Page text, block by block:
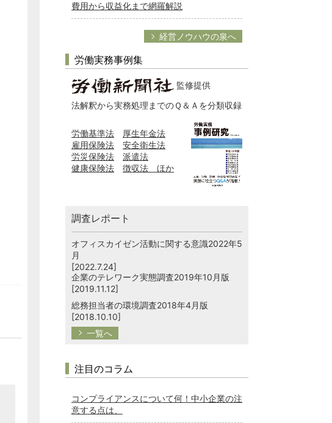
費用から収益化まで網羅解説
経営ノウハウの泉へ
労働実務事例集
監修提供
法解釈から実務処理までのＱ＆Ａを分類収録
労働基準法
厚生年金法
雇用保険法
安全衛生法
労災保険法
派遣法
健康保険法
徴収法 ほか
調査レポート
オフィスカイゼン活動に関する意識2022年5
月
[2022.7.24]
企業のテレワーク実態調査2019年10月版
[2019.11.12]
総務担当者の環境調査2018年4月版
[2018.10.10]
一覧へ
注目のコラム
コンプライアンスについて何！中小企業の注
意する点は、